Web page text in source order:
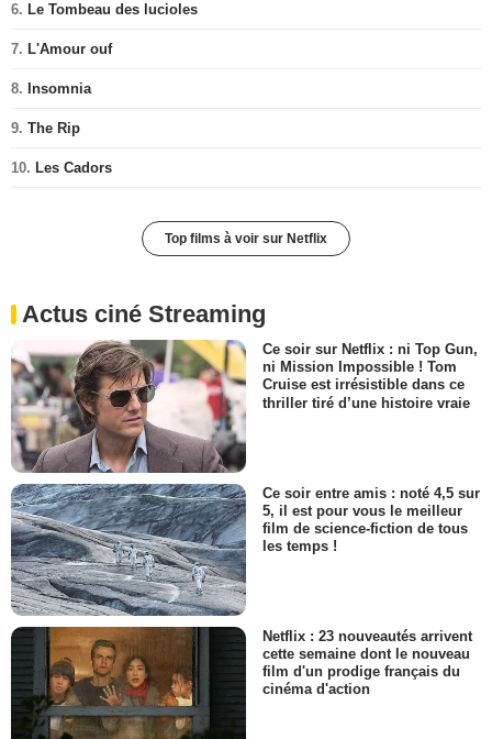
6. Le Tombeau des lucioles
7. L'Amour ouf
8. Insomnia
9. The Rip
10. Les Cadors
Top films à voir sur Netflix
Actus ciné Streaming
Ce soir sur Netflix : ni Top Gun,
ni Mission Impossible ! Tom
Cruise est irrésistible dans ce
thriller tiré d’une histoire vraie
Ce soir entre amis : noté 4,5 sur
5, il est pour vous le meilleur
film de science-fiction de tous
les temps !
Netflix : 23 nouveautés arrivent
cette semaine dont le nouveau
film d'un prodige français du
cinéma d'action